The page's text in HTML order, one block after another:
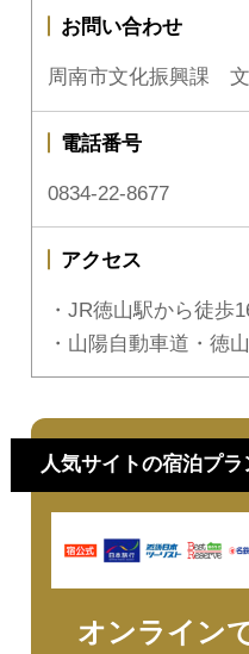
お問い合わせ
周南市文化振興課
電話番号
0834-22-8677
アクセス
・JR徳山駅から徒歩
・山陽自動車道・徳
人気サイトの宿泊プ
オンライン